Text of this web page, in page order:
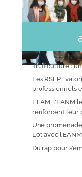
Trufficulture :
Les RSFP :
professionnels
L’EAM,
renforcent leur
Une
Lot avec
Du rap pour